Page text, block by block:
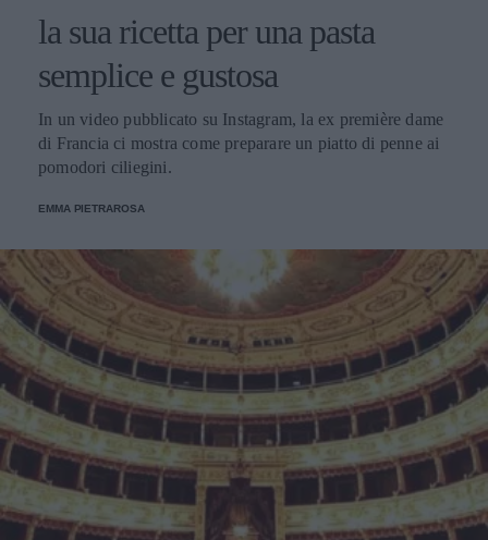
la sua ricetta per una pasta
semplice e gustosa
In un video pubblicato su Instagram, la ex première dame
di Francia ci mostra come preparare un piatto di penne ai
pomodori ciliegini.
EMMA PIETRAROSA